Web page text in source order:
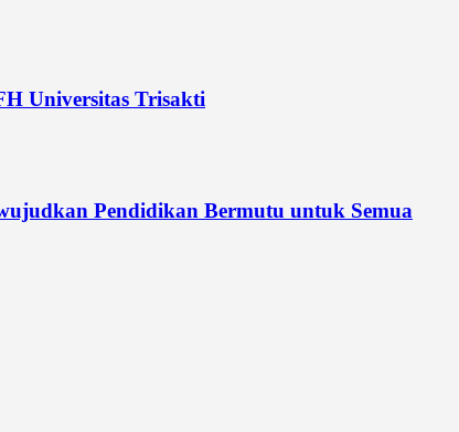
Universitas Trisakti
Pendidikan Bermutu untuk Semua